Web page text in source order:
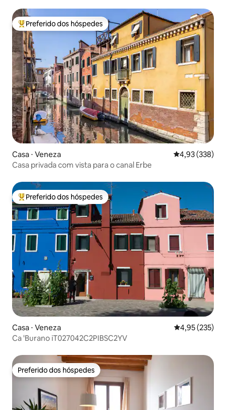
Entre os melhores preferidos dos hóspedes
Preferido dos hóspedes
Casa ⋅ Veneza 4,93 de uma
4,93 (338)
Casa privada com vista para o canal Erbe
Entre os melhores preferidos dos hóspedes
Preferido dos hóspedes
Casa ⋅ Veneza 4,95 de uma
4,95 (235)
Ca 'Burano iT027042C2PIBSC2YV
Preferido dos hóspedes
Preferido dos hóspedes